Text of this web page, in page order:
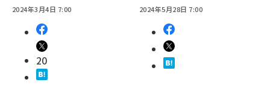
2024年3月4日 7:00
20
2024年5月28日 7:00